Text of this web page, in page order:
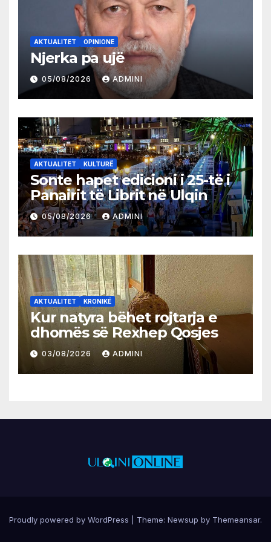
AKTUALITET OPINIONE
Njerka pa ujë
05/08/2026 ADMINI
AKTUALITET KULTURË
Sonte hapet edicioni i 25-të i
Panairit të Librit në Ulqin
05/08/2026 ADMINI
AKTUALITET KRONIKË
Kur natyra bëhet rojtarja e
dhomës së Rexhep Qosjes
03/08/2026 ADMINI
Proudly powered by WordPress Theme: Newsup by Themeansar.